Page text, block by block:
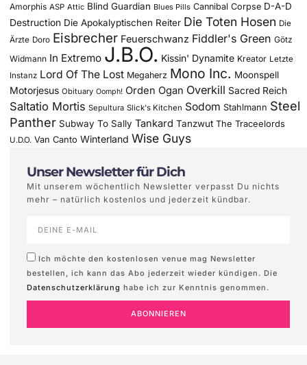
Amorphis ASP Attic Blind Guardian Blues Pills Cannibal Corpse D-A-D
Destruction Die Apokalyptischen Reiter Die Toten Hosen Die
Ärzte Doro Eisbrecher Feuerschwanz Fiddler's Green Götz
Widmann In Extremo J.B.O. Kissin' Dynamite Kreator Letzte
Instanz Lord Of The Lost Megaherz Mono Inc. Moonspell
Motorjesus Obituary Oomph! Orden Ogan Overkill Sacred Reich
Saltatio Mortis Sepultura Slick's Kitchen Sodom Stahlmann Steel
Panther Subway To Sally Tankard Tanzwut The Traceelords
U.D.O. Van Canto Winterland Wise Guys
Unser Newsletter für Dich
Mit unserem wöchentlich Newsletter verpasst Du nichts
mehr – natürlich kostenlos und jederzeit kündbar.
Ich möchte den kostenlosen venue mag Newsletter
bestellen, ich kann das Abo jederzeit wieder kündigen. Die
Datenschutzerklärung habe ich zur Kenntnis genommen.
ABONNIEREN